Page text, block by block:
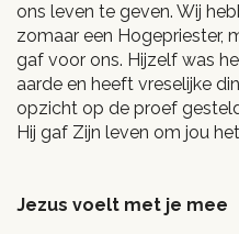
ons leven te geven. Wij
zomaar een Hogepriester,
gaf voor ons. Hijzelf was
aarde en heeft vreselijke
opzicht op de proef
Hij gaf Zijn leven om jou
Jezus voelt met je mee